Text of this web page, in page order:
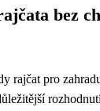
bez
rajčat pro